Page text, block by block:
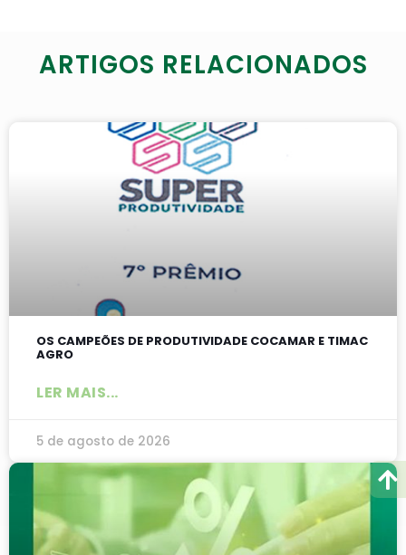
ARTIGOS RELACIONADOS
OS CAMPEÕES DE PRODUTIVIDADE COCAMAR E TIMAC
AGRO
LER MAIS...
5 de agosto de 2026